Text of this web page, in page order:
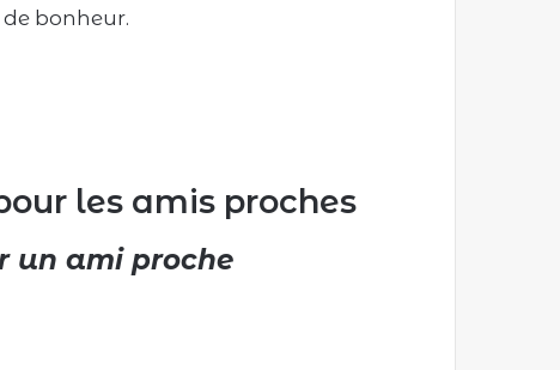
bonheur.
les amis proches
un ami proche